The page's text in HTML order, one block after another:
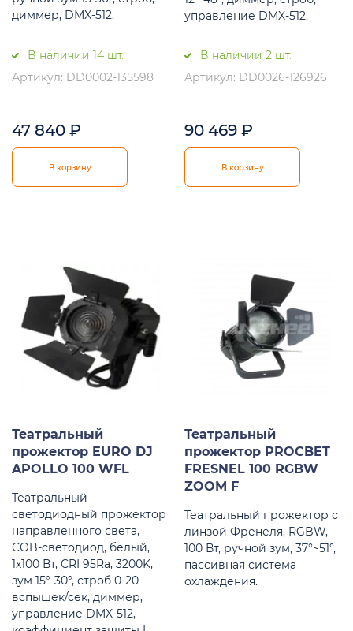
диммер, DMX-512.
В наличии 14 шт.
Артикул: DD0002-135598
47 840 ₽
В корзину
управление DMX-512.
В наличии 2 шт.
Артикул: DD0026-126926
90 469 ₽
В корзину
Театральный
прожектор EURO DJ
APOLLO 100 WFL
Театральный
светодиодный прожектор
направленного света,
COB-светодиод, белый,
1х100 Вт, CRI 95Ra, 3200K,
зум 15°-30°, строб 0-20
вспышек/сек, диммер,
управление DMX-512,
Театральный
прожектор PROCBET
FRESNEL 100 RGBW
ZOOM F
Театральный прожектор с
линзой Френеля, RGBW,
100 Вт, ручной зум, 37°~51°,
пассивная система
охлаждения.